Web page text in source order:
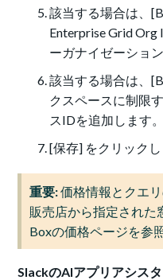
該当する場合は、
Enterprise Grid
ーガナイゼーショ
該当する場合は、
クスペースに制限
スIDを追加します。
[保存] をクリックし
重要:価格情報とクエ
販売店から指定された
Boxの価格ページを参
SlackのAIアプリアシス